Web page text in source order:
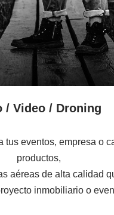
/ Video / Droning
tus eventos, empresa o
productos,
aéreas de alta calidad
inmobiliario o